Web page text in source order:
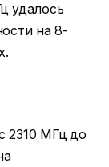
удалось
на 8-
2310 МГц до